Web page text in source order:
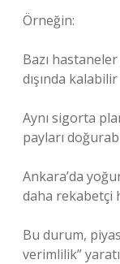
Örneğin:
Bazı
dışında kalabilir
Aynı sigorta
payları
Ankara’da
daha rekabetçi
Bu durum,
verimlilik”